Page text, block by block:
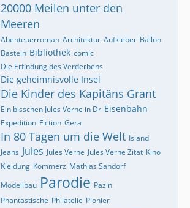
20000 Meilen unter den
Meeren
Abenteuerroman Architektur Aufkleber Ballon
Basteln Bibliothek comic
Die Erfindung des Verderbens
Die geheimnisvolle Insel
Die Kinder des Kapitäns Grant
Ein bisschen Jules Verne in Dr Eisenbahn
Expedition Fiction Gera
In 80 Tagen um die Welt Island
Jeans Jules Jules Verne Jules Verne Zitat Kino
Kleidung Kommerz Mathias Sandorf
Modellbau Parodie Pazin
Phantastische Philatelie Pionier